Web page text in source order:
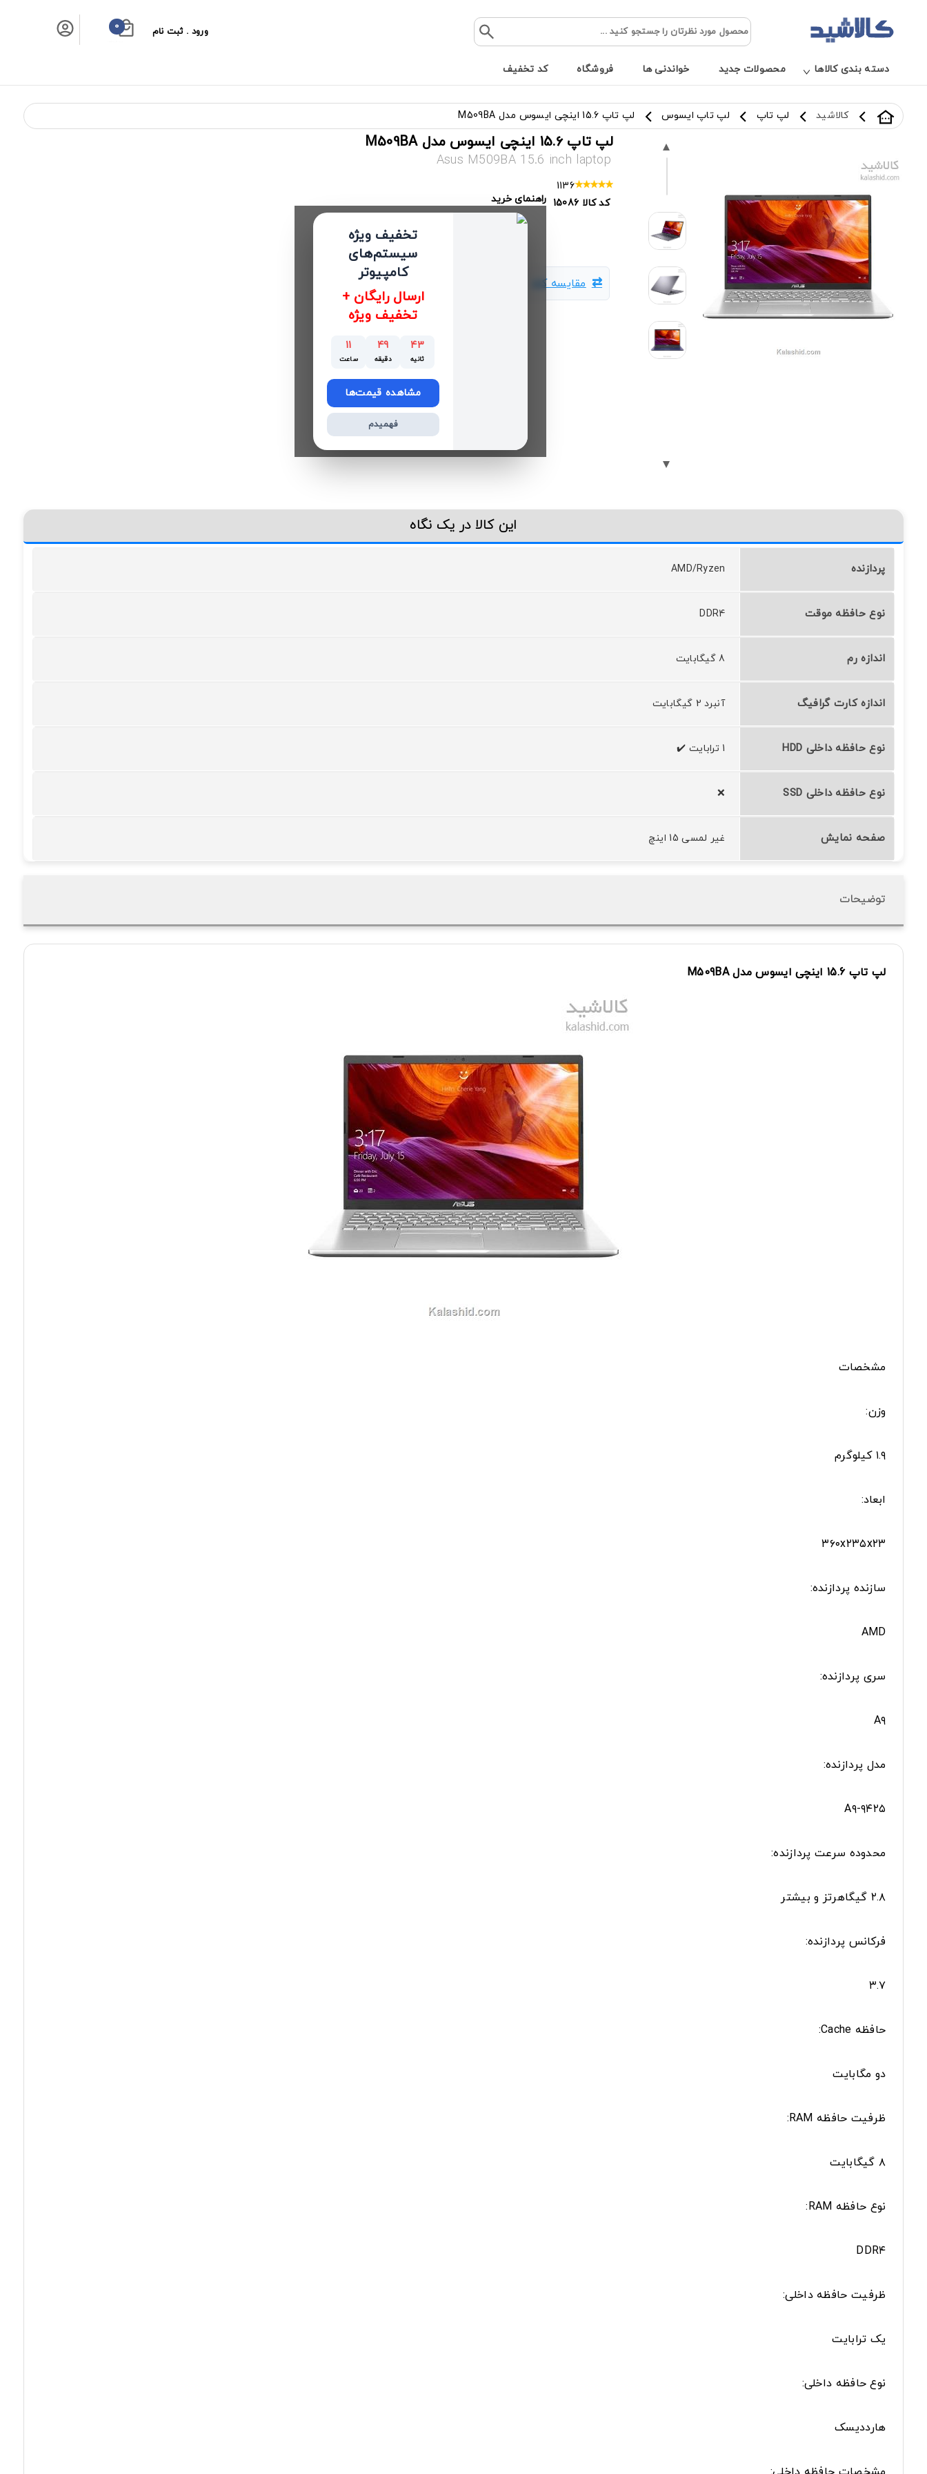
ورود . ثبت نام 0
دسته بندی کالاها محصولات جدید خواندنی ها فروشگاه کد تخفیف
کالاشید لپ تاپ لپ تاپ ایسوس لپ تاپ 15.6 اینچی ایسوس مدل M509BA
لپ تاپ 15.6 اینچی ایسوس مدل M509BA
Asus M509BA 15.6 inch laptop
1136
کد کالا 15086 راهنمای خرید
تخفیف ویژه
سیستم‌های
کامپیوتر
ارسال رایگان +
تخفیف ویژه
42
ثانیه
49
دقیقه
11
ساعت
مشاهده قیمت‌ها
فهمیدم
مقایسه کالا
این کالا در یک نگاه
پردازنده AMD/Ryzen
نوع حافظه موقت DDR4
اندازه رم 8 گیگابایت
اندازه کارت گرافیگ آنبرد 2 گیگابایت
نوع حافظه داخلی HDD 1 ترابایت ✔️
نوع حافظه داخلی SSD ❌
صفحه نمایش غیر لمسی 15 اینچ
توضیحات
لپ تاپ 15.6 اینچی ایسوس مدل M509BA
مشخصات
وزن:
۱.۹ کیلوگرم
ابعاد:
۳۶۰x۲۳۵x۲۳
سازنده پردازنده:
AMD
سری پردازنده:
A۹
مدل پردازنده:
A۹-۹۴۲۵
محدوده سرعت پردازنده:
۲.۸ گیگاهرتز و بیشتر
فرکانس پردازنده:
۳.۷
حافظه Cache:
دو مگابایت
ظرفیت حافظه RAM:
۸ گیگابایت
نوع حافظه RAM:
DDR۴
ظرفیت حافظه داخلی:
یک ترابایت
نوع حافظه داخلی:
هارددیسک